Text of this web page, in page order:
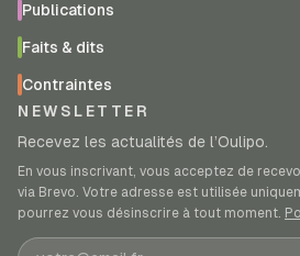
Publications
Faits & dits
Contraintes
NEWSLETTER
Recevez les actualités de l’Oulipo.
En vous inscrivant, vous acceptez de
via Brevo. Votre adresse est utilisée
pourrez vous désinscrire à tout moment.
Adresse e-mail